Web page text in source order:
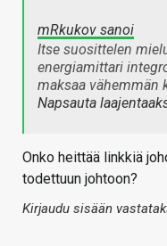
mRkukov sanoi
Itse suosittelen
energiamittari
maksaa vähemmän
Napsauta
Onko heittää linkkiä
todettuun johtoon?
Kirjaudu sisään